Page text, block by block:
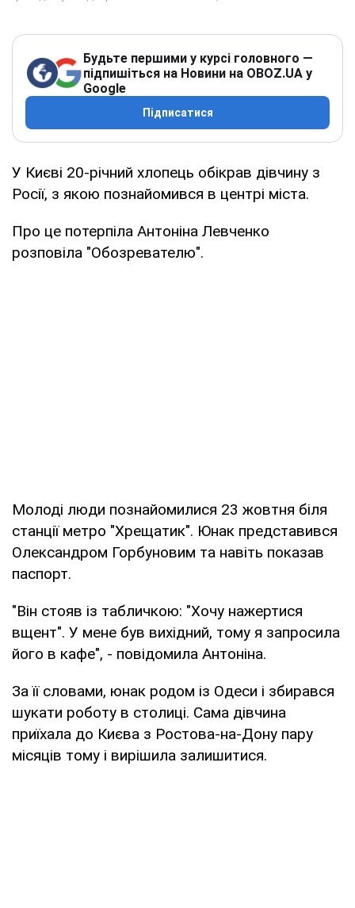
Будьте першими у курсі головного —
підпишіться на Новини на OBOZ.UA у
Google
Підписатися
У Києві 20-річний хлопець обікрав дівчину з
Росії, з якою познайомився в центрі міста.
Про це потерпіла Антоніна Левченко
розповіла "Обозревателю".
Молоді люди познайомилися 23 жовтня біля
станції метро "Хрещатик". Юнак представився
Олександром Горбуновим та навіть показав
паспорт.
"Він стояв із табличкою: "Хочу нажертися
вщент". У мене був вихідний, тому я запросила
його в кафе", - повідомила Антоніна.
За її словами, юнак родом із Одеси і збирався
шукати роботу в столиці. Сама дівчина
приїхала до Києва з Ростова-на-Дону пару
місяців тому і вирішила залишитися.